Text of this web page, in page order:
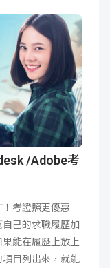
/Adobe考
考證照更優惠
己的求職履歷加
能在履歷上放上
項目列出來，就能